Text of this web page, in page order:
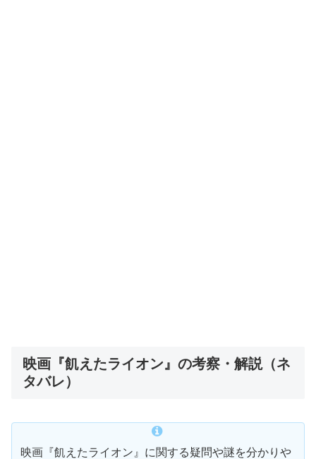
映画『飢えたライオン』の考察・解説（ネ
タバレ）
映画『飢えたライオン』に関する疑問や謎を分かりや